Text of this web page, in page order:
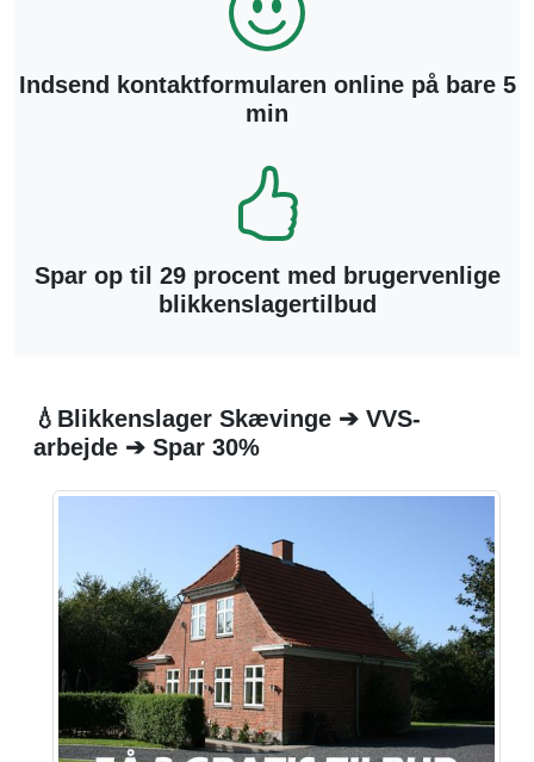
Indsend kontaktformularen online på bare 5
min
Spar op til 29 procent med brugervenlige
blikkenslagertilbud
💧Blikkenslager Skævinge ➔ VVS-
arbejde ➔ Spar 30%